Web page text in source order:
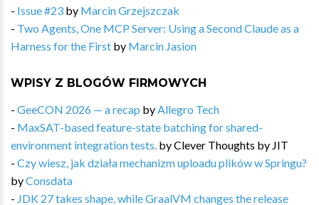
- Issue #23 by Marcin Grzejszczak
- Two Agents, One MCP Server: Using a Second Claude as a
Harness for the First by Marcin Jasion
WPISY Z BLOGÓW FIRMOWYCH
- GeeCON 2026 — a recap by Allegro Tech
- MaxSAT-based feature-state batching for shared-
environment integration tests. byClever Thoughts by JIT
- Czy wiesz, jak działa mechanizm uploadu plików w Springu?
byConsdata
- JDK 27 takes shape, while GraalVM changes the release